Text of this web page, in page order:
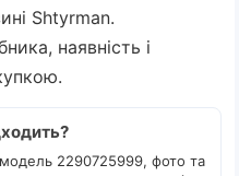
Shtyrman.
наявність і
модель 2290725999, фото та